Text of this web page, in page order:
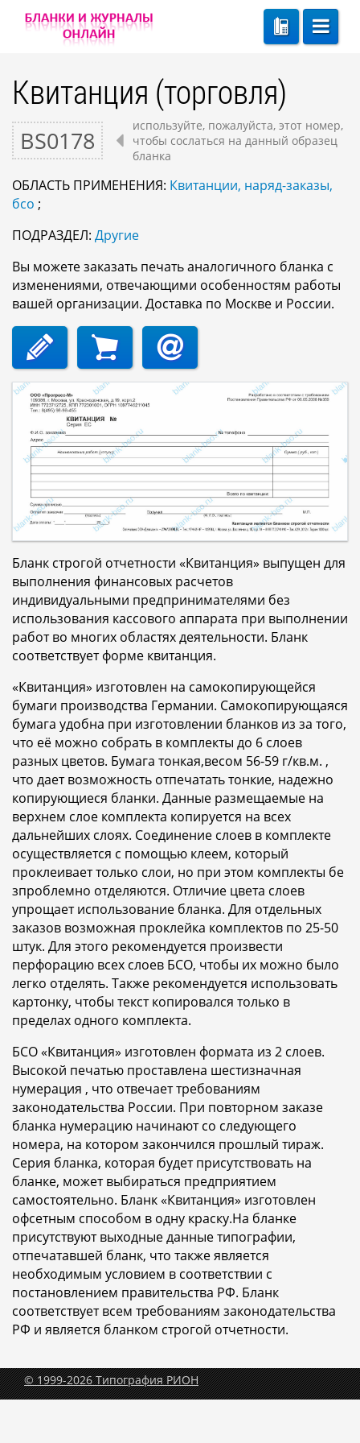
Квитанция (торговля)
BS0178
используйте, пожалуйста, этот номер,
чтобы сослаться на данный образец
бланка
ОБЛАСТЬ ПРИМЕНЕНИЯ: Квитанции, наряд-заказы,
бсо ;
ПОДРАЗДЕЛ: Другие
Вы можете заказать печать аналогичного бланка с
изменениями, отвечающими особенностям работы
вашей организации. Доставка по Москве и России.
Бланк строгой отчетности «Квитанция» выпущен для
выполнения финансовых расчетов
индивидуальными предпринимателями без
использования кассового аппарата при выполнении
работ во многих областях деятельности. Бланк
соответствует форме квитанция.
«Квитанция» изготовлен на самокопирующейся
бумаги производства Германии. Самокопирующаяся
бумага удобна при изготовлении бланков из за того,
что её можно собрать в комплекты до 6 слоев
разных цветов. Бумага тонкая,весом 56-59 г/кв.м. ,
что дает возможность отпечатать тонкие, надежно
копирующиеся бланки. Данные размещаемые на
верхнем слое комплекта копируется на всех
дальнейших слоях. Соединение слоев в комплекте
осуществляется с помощью клеем, который
проклеивает только слои, но при этом комплекты бе
зпроблемно отделяются. Отличие цвета слоев
упрощает использование бланка. Для отдельных
заказов возможная проклейка комплектов по 25-50
штук. Для этого рекомендуется произвести
перфорацию всех слоев БСО, чтобы их можно было
легко отделять. Также рекомендуется использовать
картонку, чтобы текст копировался только в
пределах одного комплекта.
БСО «Квитанция» изготовлен формата из 2 слоев.
Высокой печатью проставлена шестизначная
нумерация , что отвечает требованиям
законодательства России. При повторном заказе
бланка нумерацию начинают со следующего
номера, на котором закончился прошлый тираж.
Серия бланка, которая будет присутствовать на
бланке, может выбираться предприятием
самостоятельно. Бланк «Квитанция» изготовлен
офсетным способом в одну краску.На бланке
присутствуют выходные данные типографии,
отпечатавшей бланк, что также является
необходимым условием в соответствии с
постановлением правительства РФ. Бланк
соответствует всем требованиям законодательства
РФ и является бланком строгой отчетности.
© 1999-2026 Типография РИОН